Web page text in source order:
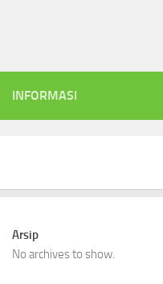
INFORMASI
Arsip
No archives to show.